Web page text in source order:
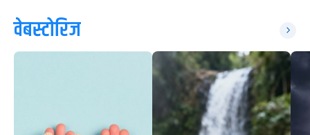
वेबस्टोरिज